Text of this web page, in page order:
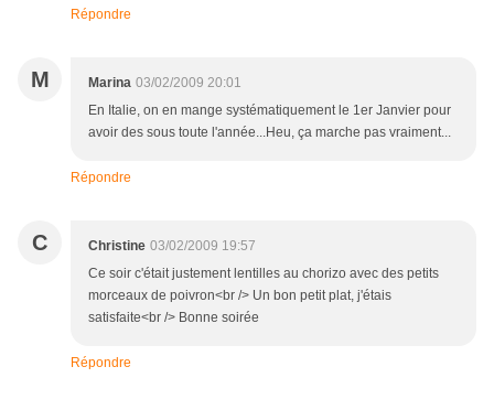
Répondre
M Marina 03/02/2009 20:01
En Italie, on en mange systématiquement le 1er Janvier pour
avoir des sous toute l'année...Heu, ça marche pas vraiment...
Répondre
C Christine 03/02/2009 19:57
Ce soir c'était justement lentilles au chorizo avec des petits
morceaux de poivron<br /> Un bon petit plat, j'étais
satisfaite<br /> Bonne soirée
Répondre